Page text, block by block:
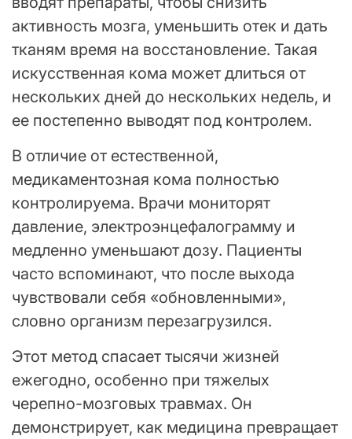
активность мозга, уменьшить отек и дать
тканям время на восстановление. Такая
искусственная кома может длиться от
нескольких дней до нескольких недель, и
ее постепенно выводят под контролем.
В отличие от естественной,
медикаментозная кома полностью
контролируема. Врачи мониторят
давление, электроэнцефалограмму и
медленно уменьшают дозу. Пациенты
часто вспоминают, что после выхода
чувствовали себя «обновленными»,
словно организм перезагрузился.
Этот метод спасает тысячи жизней
ежегодно, особенно при тяжелых
черепно-мозговых травмах. Он
демонстрирует, как медицина превращает